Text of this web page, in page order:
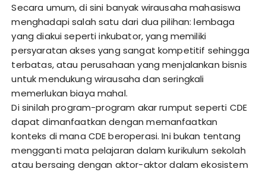
Secara umum, di sini banyak wirausaha mahasiswa
menghadapi salah satu dari dua pilihan: lembaga
yang diakui seperti inkubator, yang memiliki
persyaratan akses yang sangat kompetitif sehingga
terbatas, atau perusahaan yang menjalankan bisnis
untuk mendukung wirausaha dan seringkali
memerlukan biaya mahal.
Di sinilah program-program akar rumput seperti CDE
dapat dimanfaatkan dengan memanfaatkan
konteks di mana CDE beroperasi. Ini bukan tentang
mengganti mata pelajaran dalam kurikulum sekolah
atau bersaing dengan aktor-aktor dalam ekosistem